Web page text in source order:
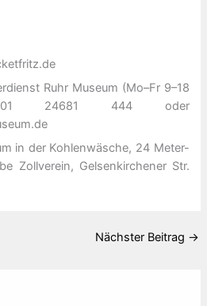
Ruhr Museum (Mo–Fr 9–18
24681 444 oder
in der Kohlenwäsche, 24 Meter-
Zollverein, Gelsenkirchener Str.
Nächster Beitrag →